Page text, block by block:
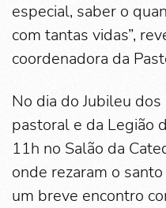
especial, saber o
com tantas vidas”,
coordenadora da
No dia do Jubileu
pastoral e da Legião
11h no Salão da
onde rezaram o
um breve encontro